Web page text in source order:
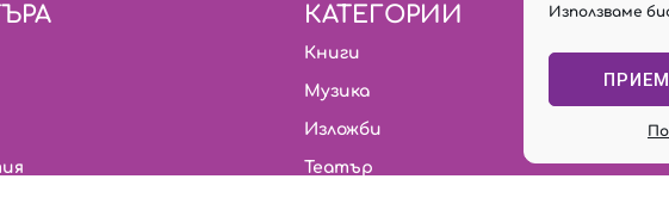
Използваме
КАТЕГОРИИ
Книги
Музика
Изложби
Театър